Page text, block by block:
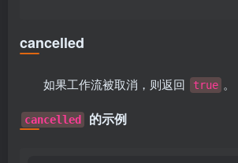
cancelled
如果工作流被取消，则返回 true 。
cancelled 的示例